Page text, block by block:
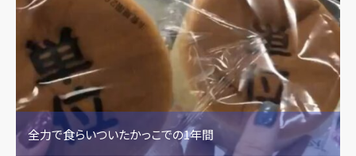
全力で食らいついたかっこでの1年間